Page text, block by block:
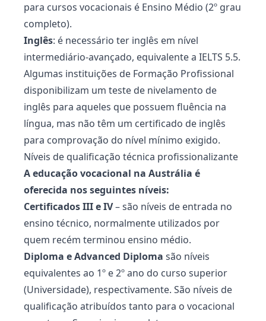
para cursos vocacionais é Ensino Médio (2º grau
completo).
Inglês: é necessário ter inglês em nível
intermediário-avançado, equivalente a IELTS 5.5.
Algumas instituições de Formação Profissional
disponibilizam um teste de nivelamento de
inglês para aqueles que possuem fluência na
língua, mas não têm um certificado de inglês
para comprovação do nível mínimo exigido.
Níveis de qualificação técnica profissionalizante
A educação vocacional na Austrália é
oferecida nos seguintes níveis:
Certificados III e IV– são níveis de entrada no
ensino técnico, normalmente utilizados por
quem recém terminou ensino médio.
Diploma e Advanced Diploma são níveis
equivalentes ao 1º e 2º ano do curso superior
(Universidade), respectivamente. São níveis de
qualificação atribuídos tanto para o vocacional